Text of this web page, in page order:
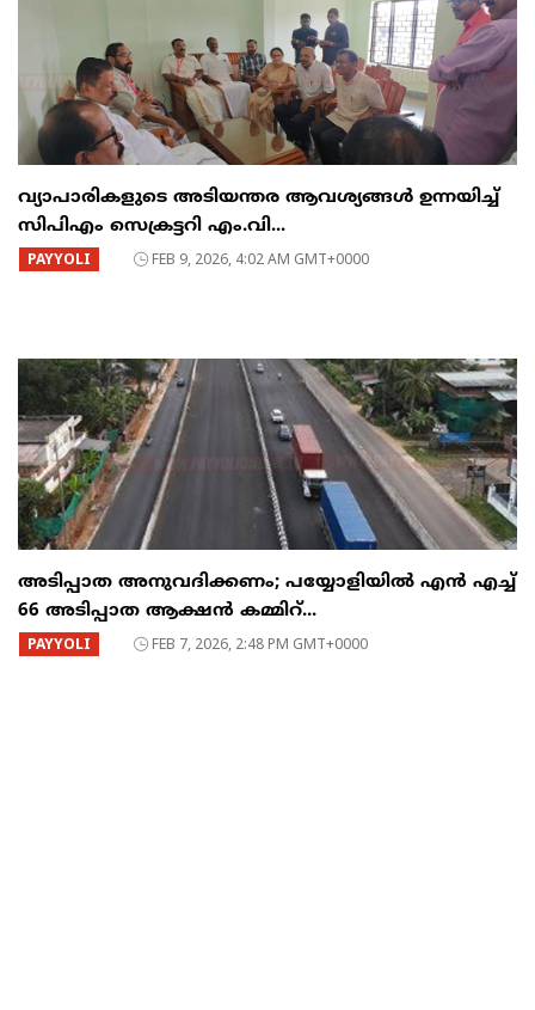
വ്യാപാരികളുടെ അടിയന്തര ആവശ്യങ്ങൾ ഉന്നയിച്ച്
സിപിഎം സെക്രട്ടറി എം.വി...
PAYYOLI FEB 9, 2026, 4:02 AM GMT+0000
അടിപ്പാത അനുവദിക്കണം; പയ്യോളിയിൽ എൻ എച്ച്
66 അടിപ്പാത ആക്ഷൻ കമ്മിറ്...
PAYYOLI FEB 7, 2026, 2:48 PM GMT+0000